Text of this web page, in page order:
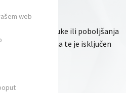
te radi isporuke ili poboljšanja
povjerljivima te je isključen
web